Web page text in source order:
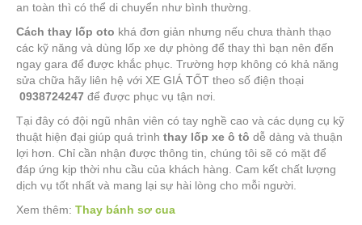
an toàn thì có thể di chuyển như bình thường.
Cách thay lốp oto khá đơn giản nhưng nếu chưa thành thạo
các kỹ năng và dùng lốp xe dự phòng để thay thì bạn nên đến
ngay gara để được khắc phục. Trường hợp không có khả năng
sửa chữa hãy liên hệ với XE GIÁ TỐT theo số điện thoại
0938724247 để được phục vụ tận nơi.
Tại đây có đội ngũ nhân viên có tay nghề cao và các dụng cụ kỹ
thuật hiện đại giúp quá trình thay lốp xe ô tô dễ dàng và thuận
lợi hơn. Chỉ cần nhận được thông tin, chúng tôi sẽ có mặt để
đáp ứng kịp thời nhu cầu của khách hàng. Cam kết chất lượng
dịch vụ tốt nhất và mang lại sự hài lòng cho mỗi người.
Xem thêm: Thay bánh sơ cua